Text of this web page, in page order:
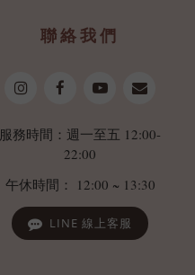
聯絡我們
服務時間：週一至五 12:00-
22:00
午休時間： 12:00 ~ 13:30
LINE 線上客服